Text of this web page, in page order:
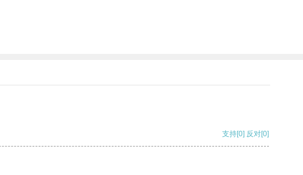
支持[0] 反对[0]